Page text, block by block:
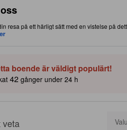
resa på ett härligt sätt med en vistelse på
dig tillgång och närhet till lokala attraktioner
boende är väldigt populärt!
42 gånger under 24 h
veta